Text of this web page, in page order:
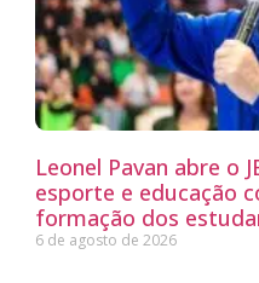
Leonel Pavan abre o
esporte e educação
formação dos
6 de agosto de 2026